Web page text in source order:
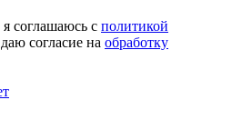
соглашаюсь с политикой
согласие на обработку